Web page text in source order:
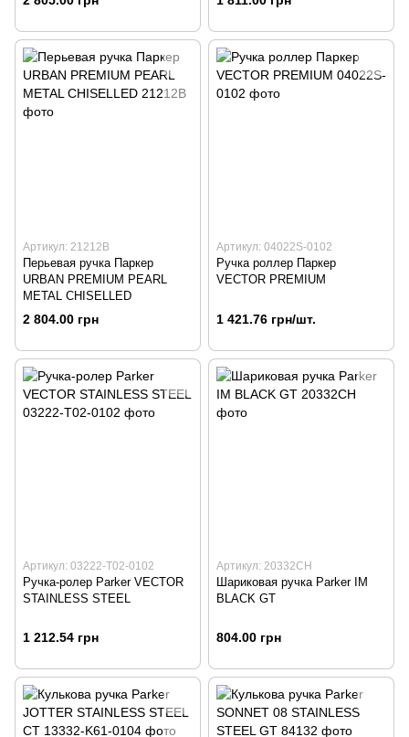
Артикул: 21212B
Перьевая ручка Паркер
URBAN PREMIUM PEARL
METAL CHISELLED
2 804.00 грн
Артикул: 04022S-0102
Ручка роллер Паркер
VECTOR PREMIUM
1 421.76 грн/шт.
Артикул: 03222-T02-0102
Ручка-ролер Parker VECTOR
STAINLESS STEEL
1 212.54 грн
Артикул: 20332CH
Шариковая ручка Parker IM
BLACK GT
804.00 грн